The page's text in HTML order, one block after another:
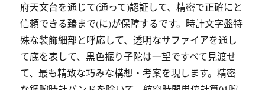
府天文台を通じて(通って)認証して、精密で正確にと
信頼できる臻まで(に)が保障するです。時計文字盤特
殊な装飾細部と呼応して、透明なサファイアを通し
て底を表して、黒色振り子陀は一望ですべて見渡せ
て、最も精致な巧みな構想・考案を現します。精密